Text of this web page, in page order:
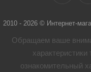
2010 - 2026 © Интернет-
Обращаем ваше
ознакомительный